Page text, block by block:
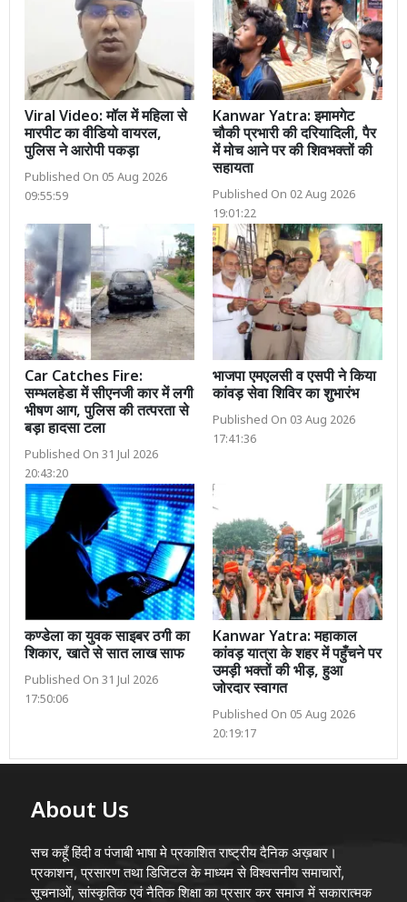
Viral Video: मॉल में महिला से
मारपीट का वीडियो वायरल,
पुलिस ने आरोपी पकड़ा
Published On 05 Aug 2026
09:55:59
Kanwar Yatra: इमामगेट
चौकी प्रभारी की दरियादिली, पैर
में मोच आने पर की शिवभक्तों की
सहायता
Published On 02 Aug 2026
19:01:22
Car Catches Fire:
सम्भलहेडा में सीएनजी कार में लगी
भीषण आग, पुलिस की तत्परता से
बड़ा हादसा टला
Published On 31 Jul 2026
20:43:20
भाजपा एमएलसी व एसपी ने किया
कांवड़ सेवा शिविर का शुभारंभ
Published On 03 Aug 2026
17:41:36
कण्डेला का युवक साइबर ठगी का
शिकार, खाते से सात लाख साफ
Published On 31 Jul 2026
17:50:06
Kanwar Yatra: महाकाल
कांवड़ यात्रा के शहर में पहुँचने पर
उमड़ी भक्तों की भीड़, हुआ
जोरदार स्वागत
Published On 05 Aug 2026
20:19:17
About Us
सच कहूँ हिंदी व पंजाबी भाषा मे प्रकाशित राष्ट्रीय दैनिक अख़बार।
प्रकाशन, प्रसारण तथा डिजिटल के माध्यम से विश्वसनीय समाचारों,
सूचनाओं, सांस्कृतिक एवं नैतिक शिक्षा का प्रसार कर समाज में सकारात्मक